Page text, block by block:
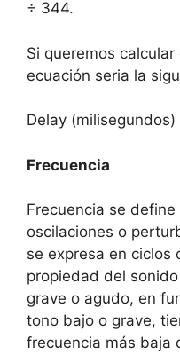
÷ 344.
Si queremos
ecuación seria la
Delay
Frecuencia
Frecuencia se
oscilaciones o
se expresa en ciclos
propiedad del
grave o agudo, en
tono bajo o grave,
frecuencia más baja